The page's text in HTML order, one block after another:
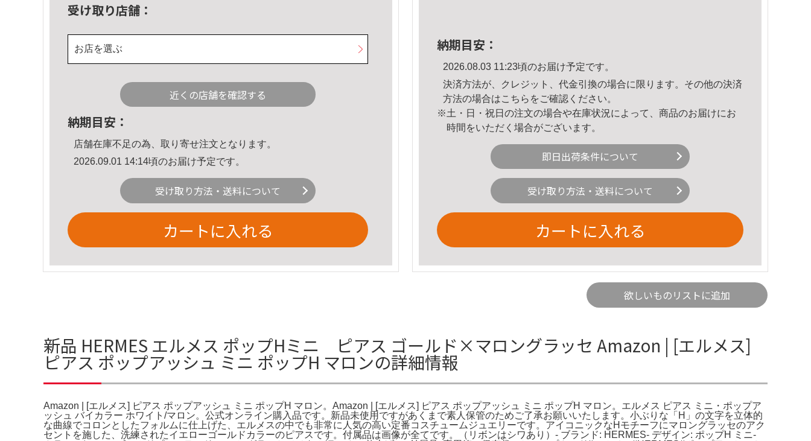
受け取り店舗：
お店を選ぶ
近くの店舗を確認する
納期目安：
店舗在庫不足の為、取り寄せ注文となります。
2026.09.01 14:14頃のお届け予定です。
受け取り方法・送料について
カートに入れる
納期目安：
2026.08.03 11:23頃のお届け予定です。
決済方法が、クレジット、代金引換の場合に限ります。その他の決済
方法の場合はこちら をご確認ください。
※土・日・祝日の注文の場合や在庫状況によって、商品のお届けにお
時間をいただく場合がございます。
即日出荷条件について
受け取り方法・送料について
カートに入れる
欲しいものリストに追加
新品 HERMES エルメス ポップHミニ ピアス ゴールド×マロングラッセ Amazon | [エルメス]
ピアス ポップアッシュ ミニ ポップH マロンの詳細情報
Amazon | [エルメス] ピアス ポップアッシュ ミニ ポップH マロン。Amazon | [エルメス] ピアス ポップアッシュ ミニ ポップH マロン。エルメス ピアス ミニ・ポップア
ッシュ バイカラー ホワイト/マロン。公式オンライン購入品です。新品未使用ですがあくまで素人保管のためご了承お願いいたします。小ぶりな「H」の文字を立体的
な曲線でコロンとしたフォルムに仕上げた、エルメスの中でも非常に人気の高い定番コスチュームジュエリーです。アイコニックなHモチーフにマロングラッセのアク
セントを施した、洗練されたイエローゴールドカラーのピアスです。付属品は画像が全てです。（リボンはシワあり）- ブランド: HERMES- デザイン: ポップH ミニ-